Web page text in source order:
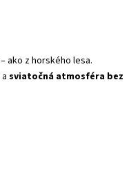
– ako z horského lesa.
a sviatočná atmosféra bez